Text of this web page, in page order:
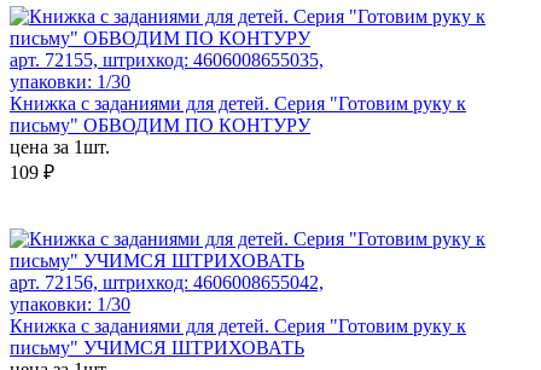
арт. 72155, штрихкод: 4606008655035,
упаковки: 1/30
Книжка с заданиями для детей. Серия "Готовим руку к
письму" ОБВОДИМ ПО КОНТУРУ
цена за 1шт.
109 ₽
арт. 72156, штрихкод: 4606008655042,
упаковки: 1/30
Книжка с заданиями для детей. Серия "Готовим руку к
письму" УЧИМСЯ ШТРИХОВАТЬ